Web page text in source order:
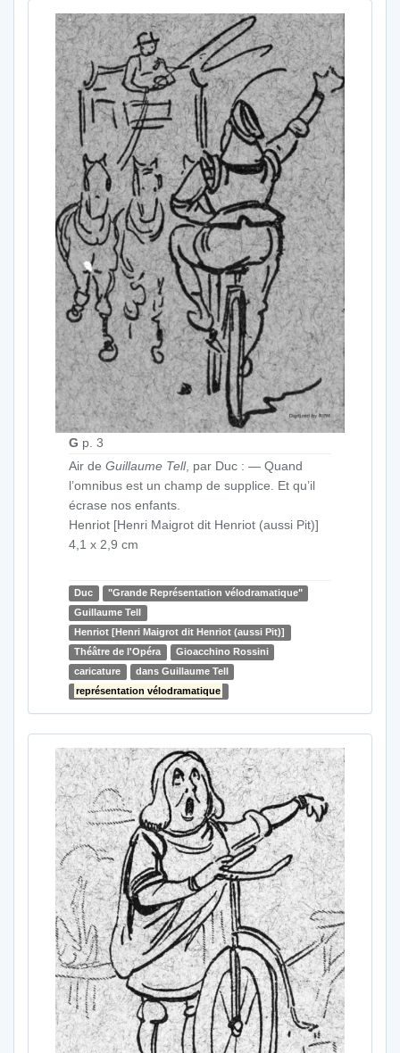
G p. 3
Air de Guillaume Tell, par Duc : — Quand
l’omnibus est un champ de supplice. Et qu’il
écrase nos enfants.
Henriot [Henri Maigrot dit Henriot (aussi Pit)]
4,1 x 2,9 cm
Duc
"Grande Représentation vélodramatique"
Guillaume Tell
Henriot [Henri Maigrot dit Henriot (aussi Pit)]
Théâtre de l'Opéra
Gioacchino Rossini
caricature
dans Guillaume Tell
représentation vélodramatique